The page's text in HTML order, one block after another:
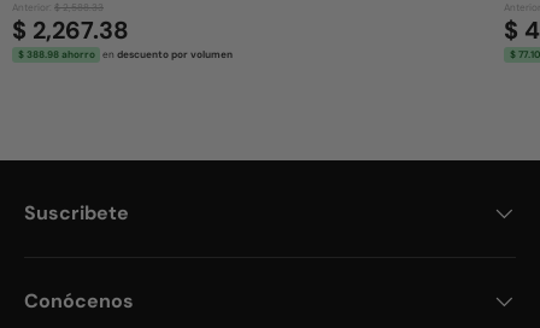
Anterior: $ 2,588.33
$ 2,267.38
$ 388.98 ahorro en descuento por volumen
$
$
Suscribete
Conócenos